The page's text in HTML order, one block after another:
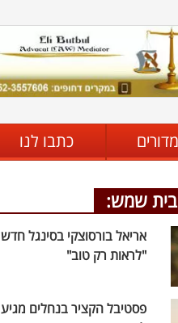
מדורים כתבו לנו
בית שמש:
אריאל בורסוצקי בסינגל חדש
"לראות רק טוב"
פסטיבל הקציר בנחלים מגיע